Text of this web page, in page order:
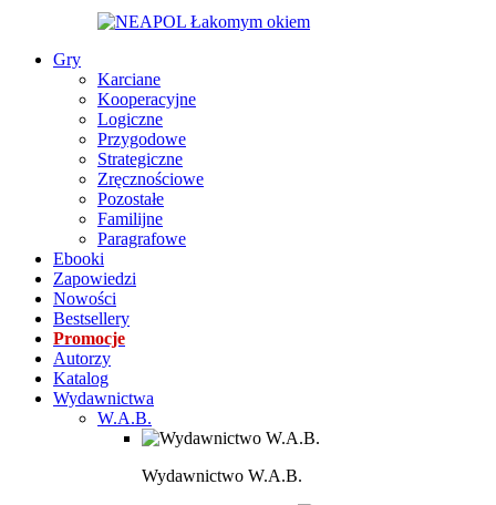
Gry
Karciane
Kooperacyjne
Logiczne
Przygodowe
Strategiczne
Zręcznościowe
Pozostałe
Familijne
Paragrafowe
Ebooki
Zapowiedzi
Nowości
Bestsellery
Promocje
Autorzy
Katalog
Wydawnictwa
W.A.B.
Wydawnictwo W.A.B.